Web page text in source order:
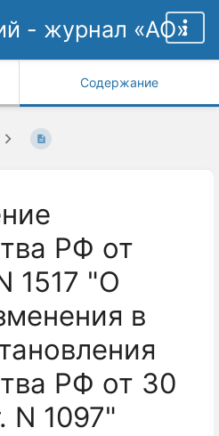
- журнал «АО»
Содержание
РФ от
1517 "О
в
РФ от 30
N 1097"